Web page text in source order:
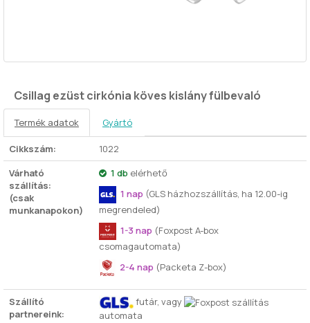
Csillag ezüst cirkónia köves kislány fülbevaló
Termék adatok Gyártó
Cikkszám:
1022
Várható
szállítás:
(csak
munkanapokon)
1 db elérhető
1 nap (GLS házhozszállítás, ha 12.00-ig
megrendeled)
1-3 nap (Foxpost A-box
csomagautomata)
2-4 nap (Packeta Z-box)
Szállító
partnereink:
futár, vagy
automata